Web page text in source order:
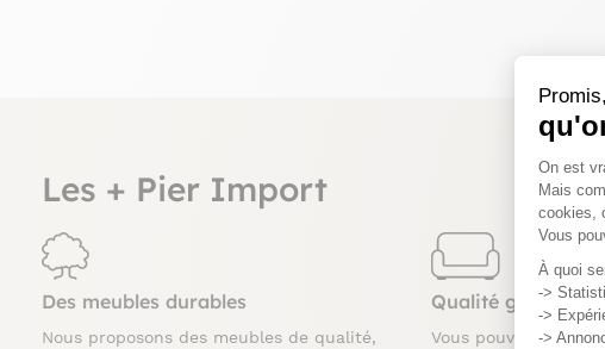
On est
Mais
cookies,
Vous
À quoi
->
->
->
Les + Pier Import
Des meubles durables
Nous proposons des meubles de qualité,
Qualité garantie
Vous pouvez